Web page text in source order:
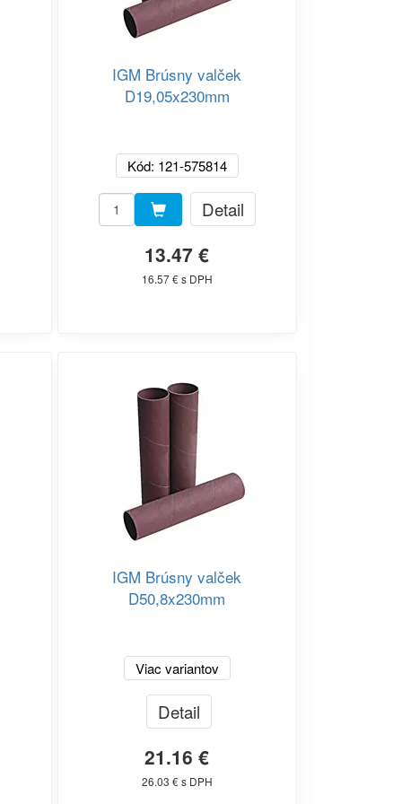
IGM Brúsny valček
D19,05x230mm
Kód: 121-575814
Detail
13.47 €
16.57 € s DPH
IGM Brúsny valček
D50,8x230mm
Viac variantov
Detail
21.16 €
26.03 € s DPH